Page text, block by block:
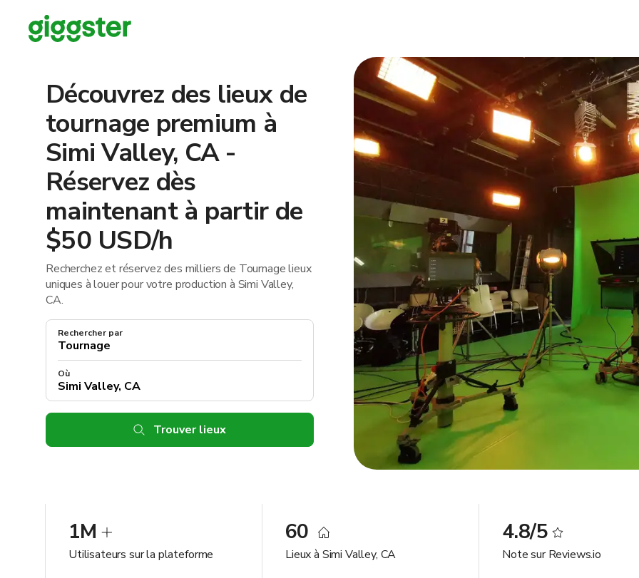
Découvrez des lieux de
tournage premium à
Simi Valley, CA -
Réservez dès
maintenant à partir de
$50 USD/h
Recherchez et réservez des milliers de Tournage lieux
uniques à louer pour votre production à Simi Valley,
CA.
Rechercher par
Où
Trouver lieux
1M
Utilisateurs sur la plateforme
60
Lieux à Simi Valley, CA
4.8/5
Note sur Reviews.io